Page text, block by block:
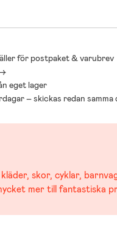
för postpaket & varubrev
eget lager
– skickas redan samma
skor, cyklar,
mer till fantastiska